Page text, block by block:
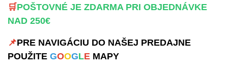
🛒POŠTOVNÉ JE ZDARMA PRI OBJEDNÁVKE
NAD 250€
📌PRE NAVIGÁCIU DO NAŠEJ PREDAJNE
POUŽITE GOOGLE MAPY